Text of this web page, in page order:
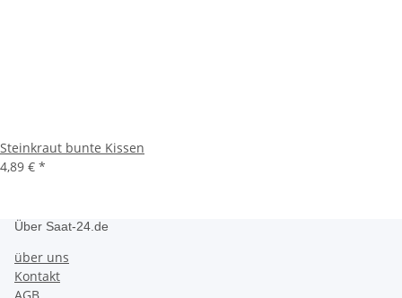
Steinkraut bunte Kissen
4,89 € *
Über Saat-24.de
über uns
Kontakt